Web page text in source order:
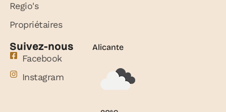
Regio's
Propriétaires
Suivez-nous
Facebook
Instagram
Alicante